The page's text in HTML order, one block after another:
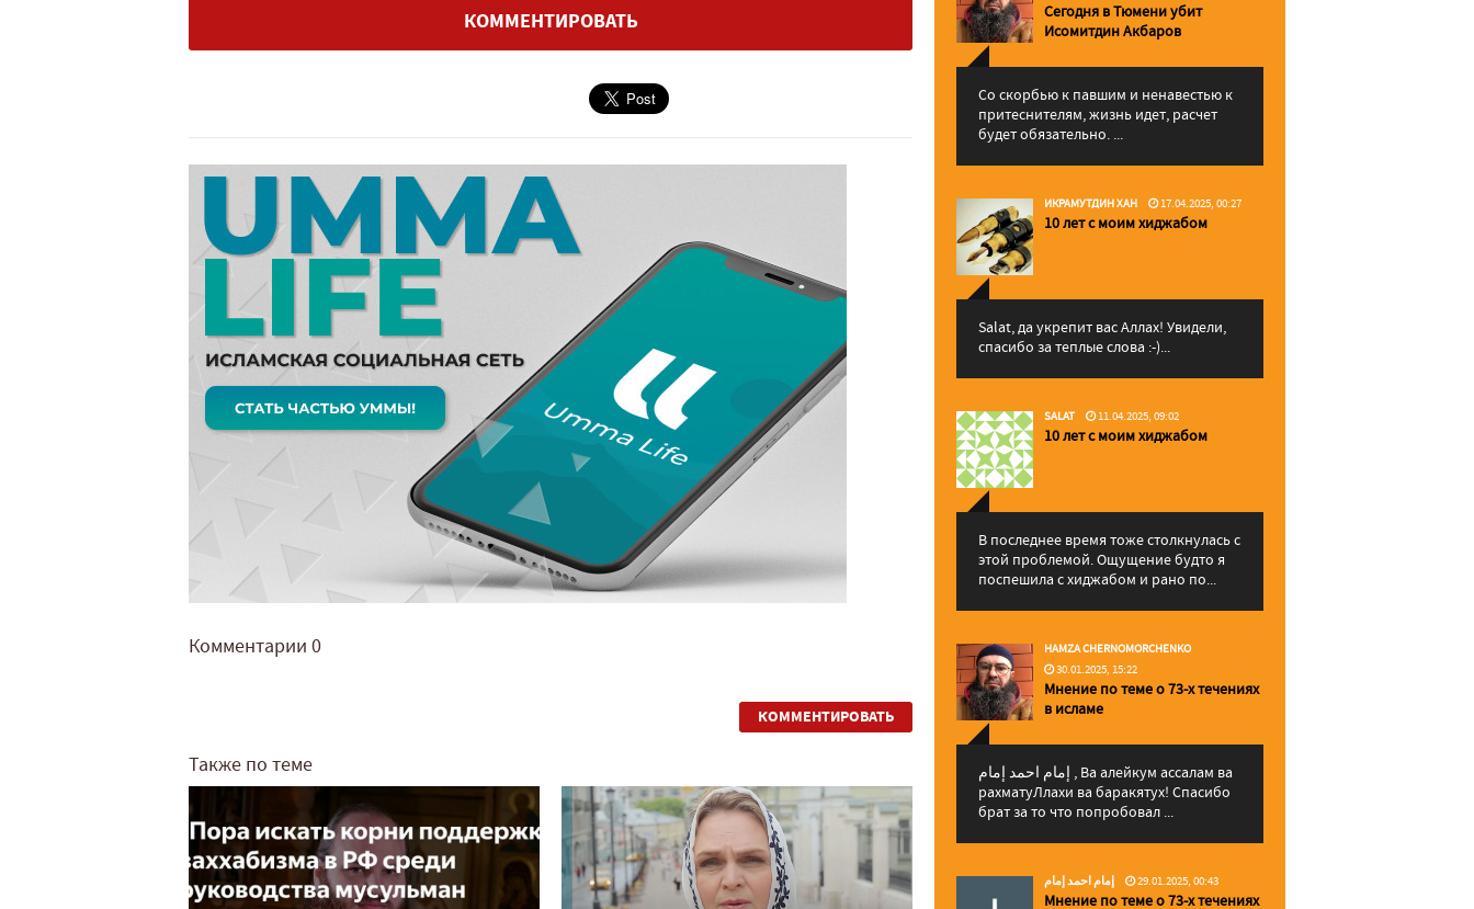
КОММЕНТИРОВАТЬ
Комментарии 0
КОММЕНТИРОВАТЬ
Также по теме
Сегодня в Тюмени убит
Исомитдин Акбаров
Со скорбью к павшим и ненавестью к
притеснителям, жизнь идет, расчет
будет обязательно. ...
ИКРАМУТДИН ХАН 17.04.2025, 00:27
10 лет с моим хиджабом
Salat, да укрепит вас Аллаx! Увидели,
спасибо за теплые слова :-)...
SALAT 11.04.2025, 09:02
10 лет с моим хиджабом
В последнее время тоже столкнулась с
этой проблемой. Ощущение будто я
поспешила с хиджабом и рано по...
HAMZA CHERNOMORCHENKO
30.01.2025, 15:22
Мнение по теме о 73-х течениях
в исламе
إمام احمد إمام , Ва алейкум ассалам ва
рахматуЛлахи ва баракятух! Спасибо
брат за то что попробовал ...
إمام احمد إمام 29.01.2025, 00:43
Мнение по теме о 73-х течениях